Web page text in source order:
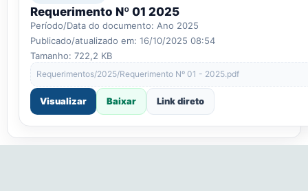
Requerimento Nº 01 2025
Período/Data do documento: Ano 2025
Publicado/atualizado em: 16/10/2025 08:54
Tamanho: 722,2 KB
Requerimentos/2025/Requerimento Nº 01 - 2025.pdf
Visualizar Baixar Link direto